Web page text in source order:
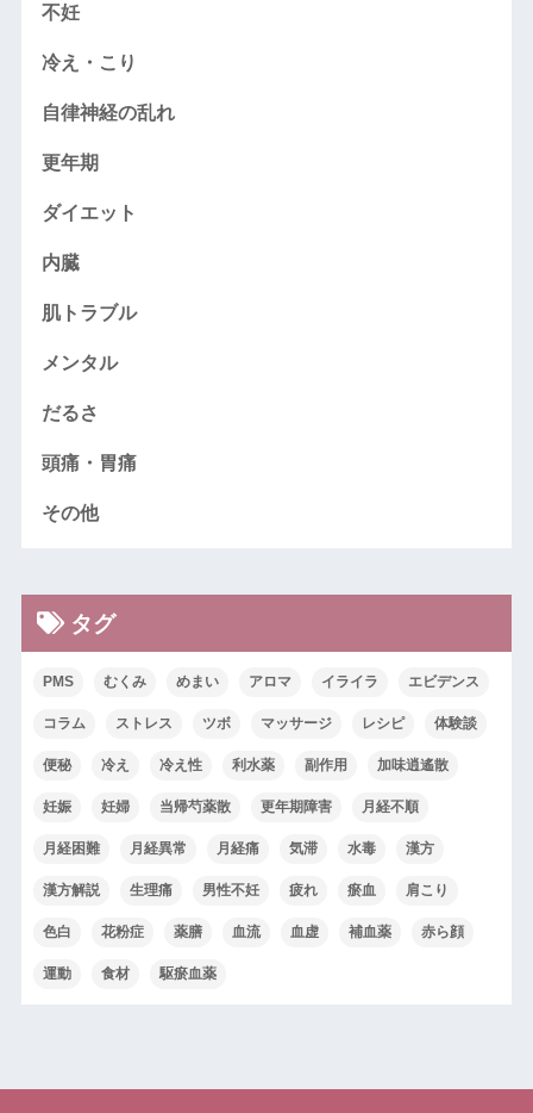
不妊
冷え・こり
自律神経の乱れ
更年期
ダイエット
内臓
肌トラブル
メンタル
だるさ
頭痛・胃痛
その他
タグ
PMS むくみ めまい アロマ イライラ エビデンス
コラム ストレス ツボ マッサージ レシピ 体験談
便秘 冷え 冷え性 利水薬 副作用 加味逍遙散
妊娠 妊婦 当帰芍薬散 更年期障害 月経不順
月経困難 月経異常 月経痛 気滞 水毒 漢方
漢方解説 生理痛 男性不妊 疲れ 瘀血 肩こり
色白 花粉症 薬膳 血流 血虚 補血薬 赤ら顔
運動 食材 駆瘀血薬